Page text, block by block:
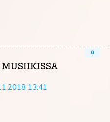
0
13:41